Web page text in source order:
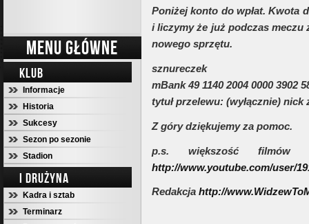
MENU GŁÓWNE
KLUB
Informacje
Historia
Sukcesy
Sezon po sezonie
Stadion
I DRUŻYNA
Kadra i sztab
Terminarz
Poniżej konto do wpłat. Kwota
i liczymy że już podczas meczu
nowego sprzętu.
sznureczek
mBank 49 1140 2004 0000 3902
tytuł przelewu: (wyłącznie) nick
Z góry dziękujemy za pomoc.
p.s. większość filmów
http://www.youtube.com/user/
Redakcja http://